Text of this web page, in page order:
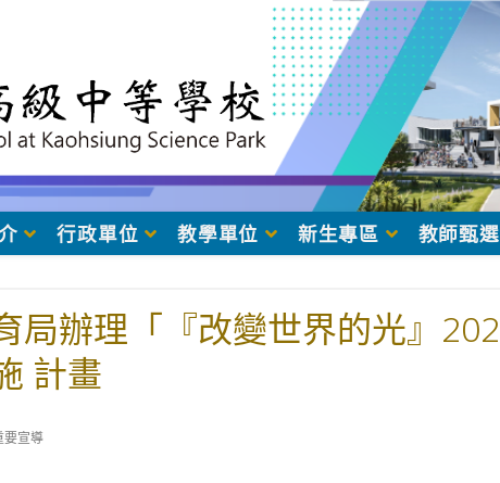
行政單位 教學單位 新生專區 教師甄選
局辦理「『改變世界的光』
計畫
要宣導